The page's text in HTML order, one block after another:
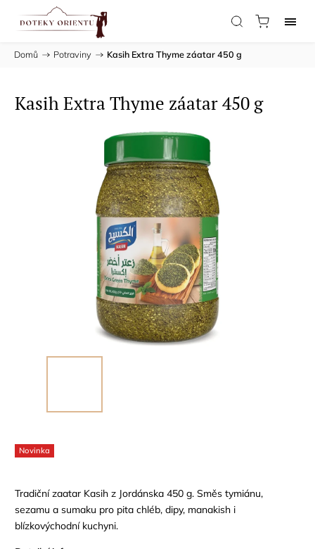
Domů / Potraviny / Kasih Extra Thyme záatar 450 g
Kasih Extra Thyme záatar 450 g
Novinka
Tradiční zaatar Kasih z Jordánska 450 g. Směs tymiánu,
sezamu a sumaku pro pita chléb, dipy, manakish i
blízkovýchodní kuchyni.